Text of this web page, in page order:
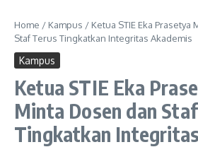
Home / Kampus / Ketua STIE Eka
Staf Terus Tingkatkan Integritas Akademis
Kampus
Ketua STIE Eka
Minta Dosen dan
Tingkatkan